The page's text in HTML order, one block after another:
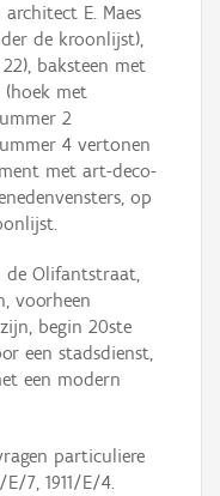
E. Maes
de kroonlijst),
baksteen met
(hoek met
2
4 vertonen
met art-deco-
op
de Olifantstraat,
voorheen
begin 20ste
een stadsdienst,
een modern
particuliere
E/7, 1911/E/4.